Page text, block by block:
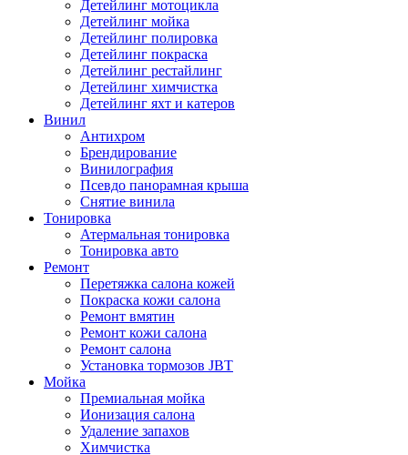
Детейлинг мотоцикла
Детейлинг мойка
Детейлинг полировка
Детейлинг покраска
Детейлинг рестайлинг
Детейлинг химчистка
Детейлинг яхт и катеров
Винил
Антихром
Брендирование
Винилография
Псевдо панорамная крыша
Снятие винила
Тонировка
Атермальная тонировка
Тонировка авто
Ремонт
Перетяжка салона кожей
Покраска кожи салона
Ремонт вмятин
Ремонт кожи салона
Ремонт салона
Установка тормозов JBT
Мойка
Премиальная мойка
Ионизация салона
Удаление запахов
Химчистка